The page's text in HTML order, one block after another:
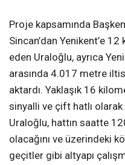
Proje kapsamında
Sincan’dan Yenikent’e
eden Uraloğlu, ayrıca
arasında 4.017 metre
aktardı. Yaklaşık 16
sinyalli ve çift hatlı
Uraloğlu, hattın saatte
olacağını ve üzerindeki
geçitler gibi altyapı